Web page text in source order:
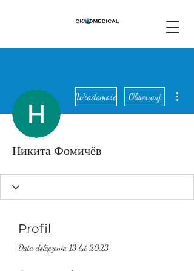
Wiadomość Obserwuj
Никита Фомичёв
Profil
Data dołączenia 13 lut 2023